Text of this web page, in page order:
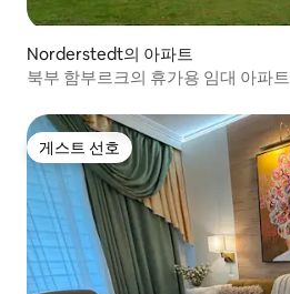
Norderstedt의 아파트
북부 함부르크의 휴가용 임대 아파트
게스트 선호
게스트 선호